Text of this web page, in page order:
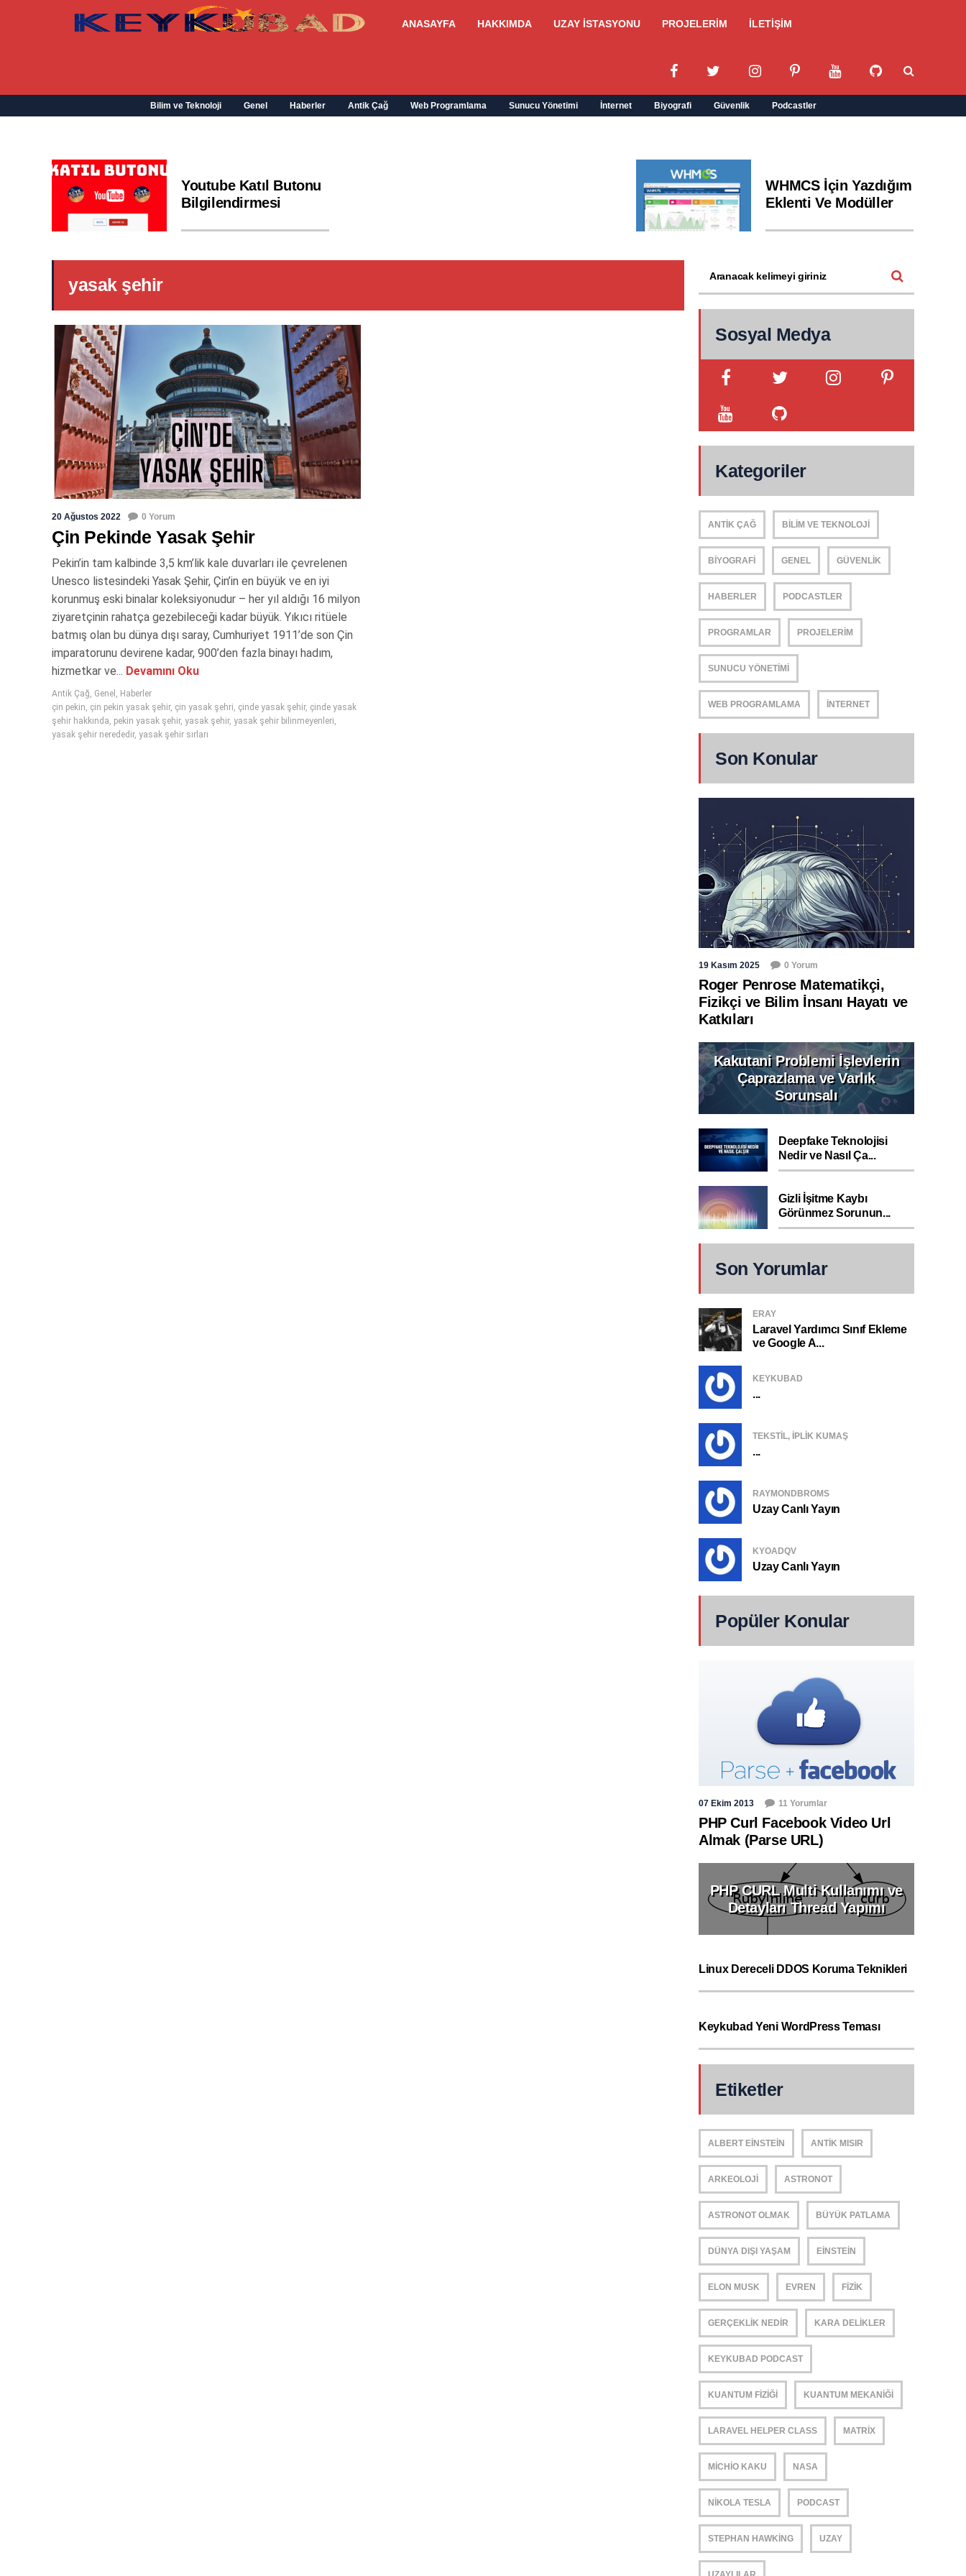
ANASAYFA HAKKIMDA UZAY İSTASYONU PROJELERİM İLETİŞİM
Bilim ve Teknoloji Genel Haberler Antik Çağ Web Programlama Sunucu Yönetimi İnternet Biyografi Güvenlik Podcastler
Youtube Katıl Butonu
Bilgilendirmesi
WHMCS İçin Yazdığım
Eklenti Ve Modüller
yasak şehir
20 Ağustos 2022 0 Yorum
Çin Pekinde Yasak Şehir
Pekin’in tam kalbinde 3,5 km’lik kale duvarları ile çevrelenen
Unesco listesindeki Yasak Şehir, Çin’in en büyük ve en iyi
korunmuş eski binalar koleksiyonudur – her yıl aldığı 16 milyon
ziyaretçinin rahatça gezebileceği kadar büyük. Yıkıcı ritüele
batmış olan bu dünya dışı saray, Cumhuriyet 1911’de son Çin
imparatorunu devirene kadar, 900’den fazla binayı hadım,
hizmetkar ve... Devamını Oku
Antik Çağ, Genel , Haberler
çin pekin, çin pekin yasak şehir, çin yasak şehri, çinde yasak şehir, çinde yasak
şehir hakkında, pekin yasak şehir, yasak şehir, yasak şehir bilinmeyenleri,
yasak şehir nerededir, yasak şehir sırları
Sosyal Medya
Kategoriler
ANTIK ÇAĞ BILIM VE TEKNOLOJI
BIYOGRAFI GENEL GÜVENLIK
HABERLER PODCASTLER
PROGRAMLAR PROJELERIM
SUNUCU YÖNETIMI
WEB PROGRAMLAMA İNTERNET
Son Konular
19 Kasım 2025 0 Yorum
Roger Penrose Matematikçi,
Fizikçi ve Bilim İnsanı Hayatı ve
Katkıları
Kakutani Problemi İşlevlerin
Çaprazlama ve Varlık
Sorunsalı
Deepfake Teknolojisi
Nedir ve Nasıl Ça...
Gizli İşitme Kaybı
Görünmez Sorunun...
Son Yorumlar
ERAY
Laravel Yardımcı Sınıf Ekleme
ve Google A...
KEYKUBAD
...
TEKSTIL, IPLIK KUMAŞ
...
RAYMONDBROMS
Uzay Canlı Yayın
KYOADQV
Uzay Canlı Yayın
Popüler Konular
07 Ekim 2013 11 Yorumlar
PHP Curl Facebook Video Url
Almak (Parse URL)
PHP CURL Multi Kullanımı ve
Detayları Thread Yapımı
Linux Dereceli DDOS Koruma Teknikleri
Keykubad Yeni WordPress Teması
Etiketler
ALBERT EINSTEIN ANTIK MISIR
ARKEOLOJI ASTRONOT
ASTRONOT OLMAK BÜYÜK PATLAMA
DÜNYA DIŞI YAŞAM EINSTEIN
ELON MUSK EVREN FIZIK
GERÇEKLIK NEDIR KARA DELIKLER
KEYKUBAD PODCAST
KUANTUM FIZIĞI KUANTUM MEKANIĞI
LARAVEL HELPER CLASS MATRIX
MICHIO KAKU NASA
NIKOLA TESLA PODCAST
STEPHAN HAWKING UZAY